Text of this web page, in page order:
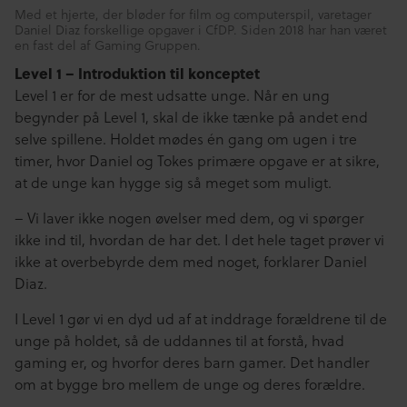
Med et hjerte, der bløder for film og computerspil, varetager
Daniel Diaz forskellige opgaver i CfDP. Siden 2018 har han været
en fast del af Gaming Gruppen.
Level 1 – Introduktion til konceptet
Level 1 er for de mest udsatte unge. Når en ung
begynder på Level 1, skal de ikke tænke på andet end
selve spillene. Holdet mødes én gang om ugen i tre
timer, hvor Daniel og Tokes primære opgave er at sikre,
at de unge kan hygge sig så meget som muligt.
– Vi laver ikke nogen øvelser med dem, og vi spørger
ikke ind til, hvordan de har det. I det hele taget prøver vi
ikke at overbebyrde dem med noget, forklarer Daniel
Diaz.
I Level 1 gør vi en dyd ud af at inddrage forældrene til de
unge på holdet, så de uddannes til at forstå, hvad
gaming er, og hvorfor deres barn gamer. Det handler
om at bygge bro mellem de unge og deres forældre.